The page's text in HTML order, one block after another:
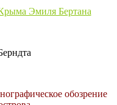
обозрение